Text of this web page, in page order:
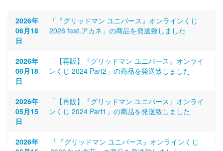
2026年
06月18
日
「『グリッドマン ユニバース』オンラインくじ
2026 feat.アカネ」の商品を発送致しました
2026年
06月18
日
「【再販】『グリッドマン ユニバース』オンライ
ンくじ 2024 Part2」の商品を発送致しました
2026年
05月15
日
「【再販】『グリッドマン ユニバース』オンライ
ンくじ 2024 Part1」の商品を発送致しました
2026年
「『グリッドマン ユニバース』オンラインくじ